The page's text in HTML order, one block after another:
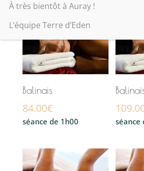
Balinais
84.00€
séance de 1h00 séance
À très bientôt à Auray !
L’équipe Terre d’Eden